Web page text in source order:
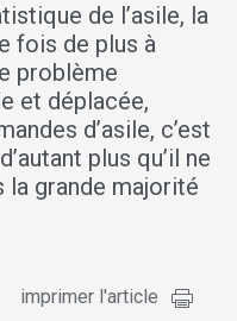
de l’asile, la
fois de plus à
problème
et déplacée,
d’asile, c’est
plus qu’il ne
la grande majorité
imprimer l'article